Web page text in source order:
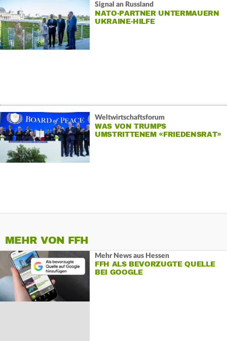
Signal an Russland
NATO-PARTNER UNTERMAUERN
UKRAINE-HILFE
Weltwirtschaftsforum
WAS VON TRUMPS
UMSTRITTENEM «FRIEDENSRAT»
MEHR VON FFH
Mehr News aus Hessen
FFH ALS BEVORZUGTE QUELLE
BEI GOOGLE